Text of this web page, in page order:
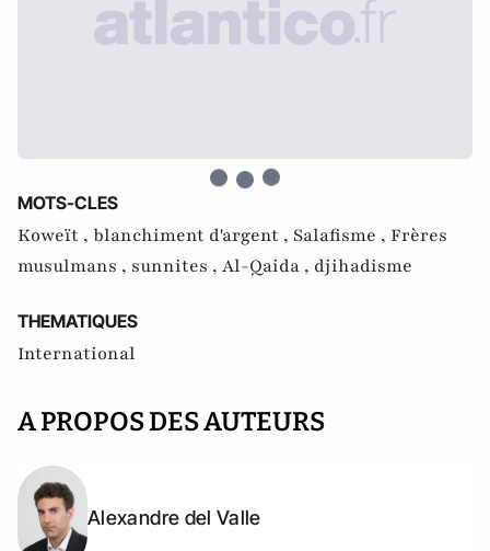
MOTS-CLES
Koweït , blanchiment d'argent , Salafisme , Frères
musulmans , sunnites , Al-Qaida , djihadisme
THEMATIQUES
International
A PROPOS DES AUTEURS
Alexandre del Valle